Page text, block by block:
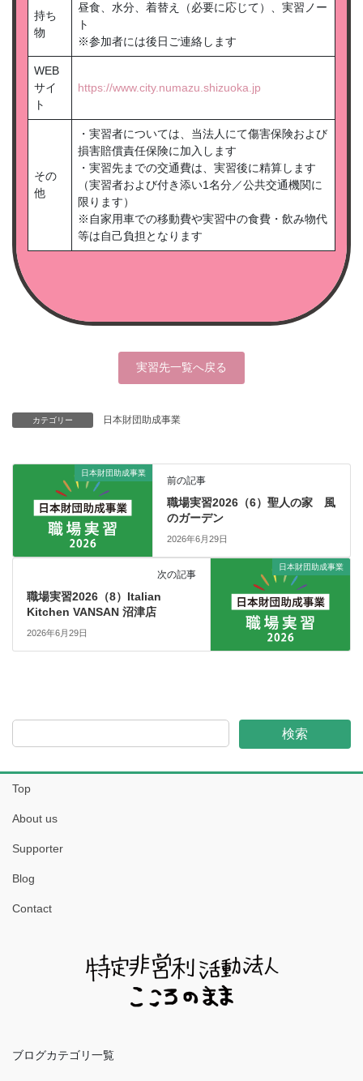
持ち
物
昼食、水分、着替え（必要に応じて）、実習ノー
ト
※参加者には後日ご連絡します
WEB
サイ
ト
https://www.city.numazu.shizuoka.jp
その
他
・実習者については、当法人にて傷害保険および
損害賠償責任保険に加入します
・実習先までの交通費は、実習後に精算します
（実習者および付き添い1名分／公共交通機関に
限ります）
※自家用車での移動費や実習中の食費・飲み物代
等は自己負担となります
実習先一覧へ戻る
カテゴリー 日本財団助成事業
日本財団助成事業
前の記事
職場実習2026（6）聖人の家 風
のガーデン
2026年6月29日
日本財団助成事業
次の記事
職場実習2026（8）Italian
Kitchen VANSAN 沼津店
2026年6月29日
検索
Top
About us
Supporter
Blog
Contact
ブログカテゴリ一覧